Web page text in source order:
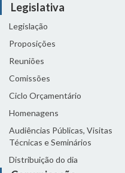
Legislativa
Legislação
Proposições
Reuniões
Comissões
Ciclo Orçamentário
Homenagens
Audiências Públicas, Visitas
Técnicas e Seminários
Distribuição do dia